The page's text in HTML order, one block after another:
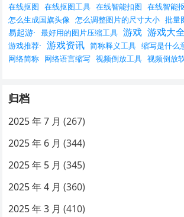
在线抠图 在线抠图工具 在线智能扣图 在线智能
怎么生成国旗头像 怎么调整图片的尺寸大小 批量
易起游· 最好用的图片压缩工具 游戏 游戏大全
游戏推荐· 游戏资讯 简称释义工具 缩写是什么
网络简称 网络语言缩写 视频倒放工具 视频倒放
归档
2025 年 7 月 (267)
2025 年 6 月 (344)
2025 年 5 月 (345)
2025 年 4 月 (360)
2025 年 3 月 (410)